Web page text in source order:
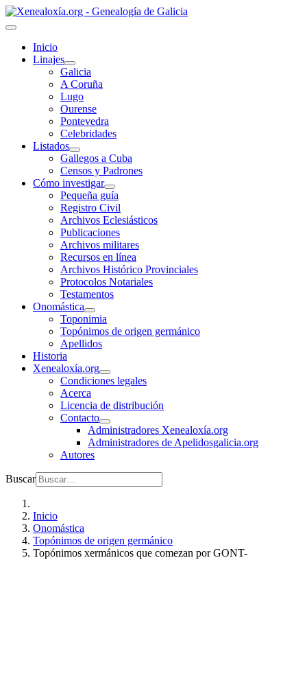
Inicio
Linajes
Galicia
A Coruña
Lugo
Ourense
Pontevedra
Celebridades
Listados
Gallegos a Cuba
Censos y Padrones
Cómo investigar
Pequeña guía
Registro Civil
Archivos Eclesiásticos
Publicaciones
Archivos militares
Recursos en línea
Archivos Histórico Provinciales
Protocolos Notariales
Testamentos
Onomástica
Toponimia
Topónimos de origen germánico
Apellidos
Historia
Xenealoxía.org
Condiciones legales
Acerca
Licencia de distribución
Contacto
Administradores Xenealoxía.org
Administradores de Apelidosgalicia.org
Autores
Buscar
Inicio
Onomástica
Topónimos de origen germánico
Topónimos xermánicos que comezan por GONT-